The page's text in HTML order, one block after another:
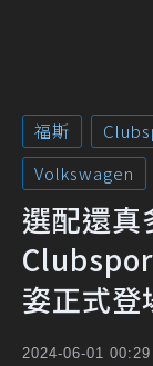
福斯
Volkswagen
選配還
姿正式登
2024-06-01 00:29